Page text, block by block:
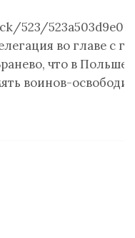
во главе с
что в Польше.
воинов-